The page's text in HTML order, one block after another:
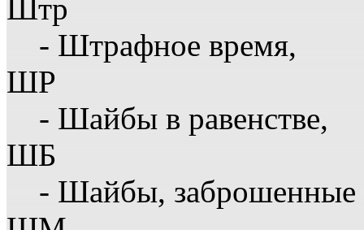
Штр
- Штрафное время,
ШР
- Шайбы в равенстве,
ШБ
- Шайбы, заброшенные